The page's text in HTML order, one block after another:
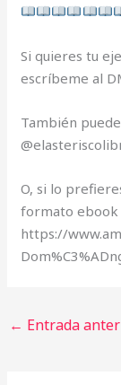
Si quieres tu
escríbeme al
También
O, si lo
formato ebook
https://
← Entrada